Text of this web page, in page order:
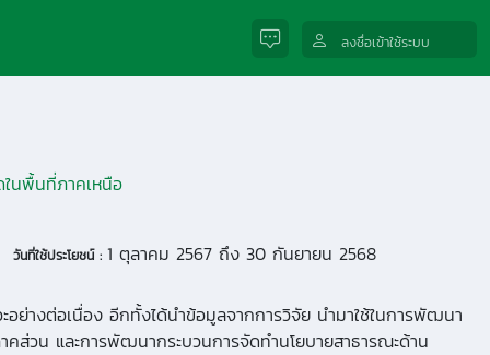
ลงชื่อเข้าใช้ระบบ
นพื้นที่ภาคเหนือ
วันที่ใช้ประโยชน์ : 1 ตุลาคม 2567 ถึง 30 กันยายน 2568
อย่างต่อเนื่อง อีกทั้งได้นำข้อมูลจากการวิจัย นำมาใช้ในการพัฒนา
วน และการพัฒนากระบวนการจัดทำนโยบายสาธารณะด้าน